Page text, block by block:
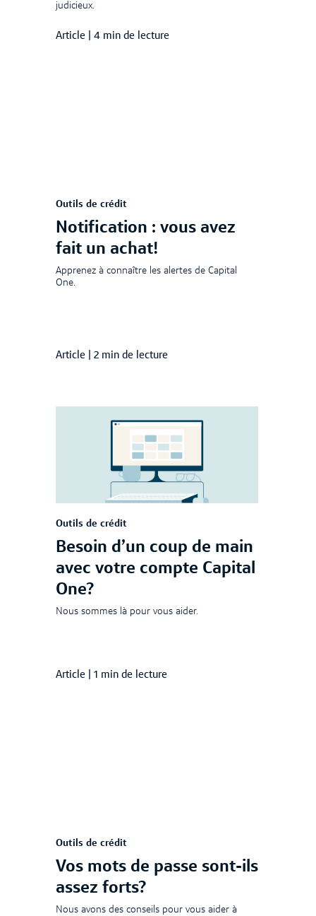
judicieux.
Article 4 min de lecture
Outils de crédit
Notification : vous avez
fait un achat!
Apprenez à connaître les alertes de Capital
One.
Article 2 min de lecture
Outils de crédit
Besoin d’un coup de main
avec votre compte Capital
One?
Nous sommes là pour vous aider.
Article 1 min de lecture
Outils de crédit
Vos mots de passe sont-ils
assez forts?
Nous avons des conseils pour vous aider à